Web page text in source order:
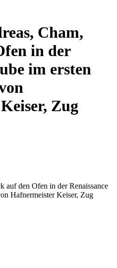
Cham,
in der
im ersten
Zug
auf den Ofen in der Renaissance
Hafnermeister Keiser, Zug